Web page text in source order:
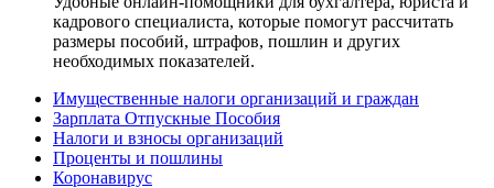
кадрового специалиста, которые помогут рассчитать
размеры пособий, штрафов, пошлин и других
необходимых показателей.
Имущественные налоги организаций и граждан
Зарплата Отпускные Пособия
Налоги и взносы организаций
Проценты и пошлины
Коронавирус